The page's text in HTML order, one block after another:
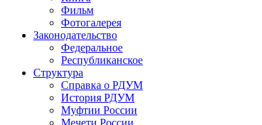
Фильм
Фотогалерея
Законодательство
Федеральное
Республиканское
Структура
Справка о РДУМ
История РДУМ
Муфтии России
Мечети России